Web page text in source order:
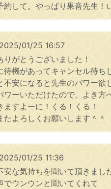
約して。やっぱり果音先生！
2025/01/25 16:57
りがとうございました！
待機があってキャンセル待ち
不安になると先生のパワー欲
ワーいただけたので、よき方
ますよーに！くる！くる！
たよろしくお願いします＾＾
2025/01/25 11:36
安な気持ちを聞いて頂きました
でウンウンと聞いてくれて